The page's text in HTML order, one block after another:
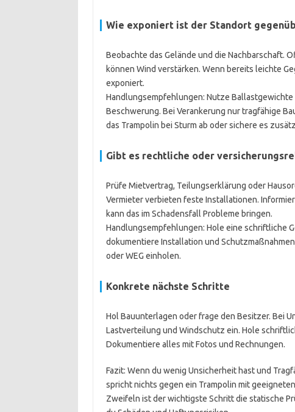
Wie exponiert ist der Standort
Beobachte das Gelände und die Nachbarschaft.
können Wind verstärken. Wenn bereits leichte
exponiert.
Handlungsempfehlungen: Nutze
Beschwerung. Bei Verankerung nur tragfähige
das Trampolin bei Sturm ab oder sichere es
Gibt es rechtliche oder
Prüfe Mietvertrag, Teilungserklärung oder
Vermieter verbieten feste Installationen.
kann das im Schadensfall Probleme bringen.
Handlungsempfehlungen: Hole eine schriftliche
dokumentiere Installation und
oder WEG einholen.
Konkrete nächste Schritte
Hol Bauunterlagen oder frage den Besitzer. Bei
Lastverteilung und Windschutz ein. Hole
Dokumentiere alles mit Fotos und Rechnungen.
Fazit: Wenn du wenig Unsicherheit hast und
spricht nichts gegen ein Trampolin mit
Zweifeln ist der wichtigste Schritt die statische